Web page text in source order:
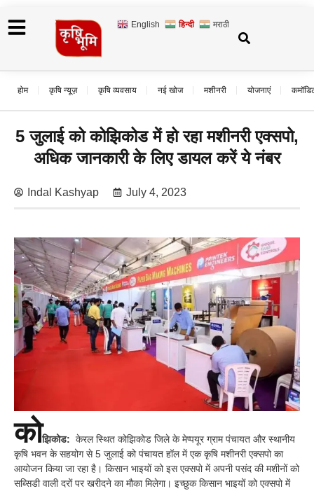
English हिन्दी मराठी
होम कृषि न्यूज़ कृषि व्यवसाय नई खोज मशीनरी योजनाएं
5 जुलाई को कोझिकोड में हो रहा मशीनरी एक्सपो,
अधिक जानकारी के लिए डायल करें ये नंबर
Indal Kashyap July 4, 2023
कोझिकोड: केरल स्थित कोझिकोड जिले के मेप्पयूर ग्राम पंचायत और स्थानीय
कृषि भवन के सहयोग से 5 जुलाई को पंचायत हॉल में एक कृषि मशीनरी एक्सपो का
आयोजन किया जा रहा है। किसान भाइयों को इस एक्सपो में अपनी पसंद की मशीनों को
सब्सिडी वाली दरों पर खरीदने का मौका मिलेगा। इच्छुक किसान भाइयों को एक्सपो में